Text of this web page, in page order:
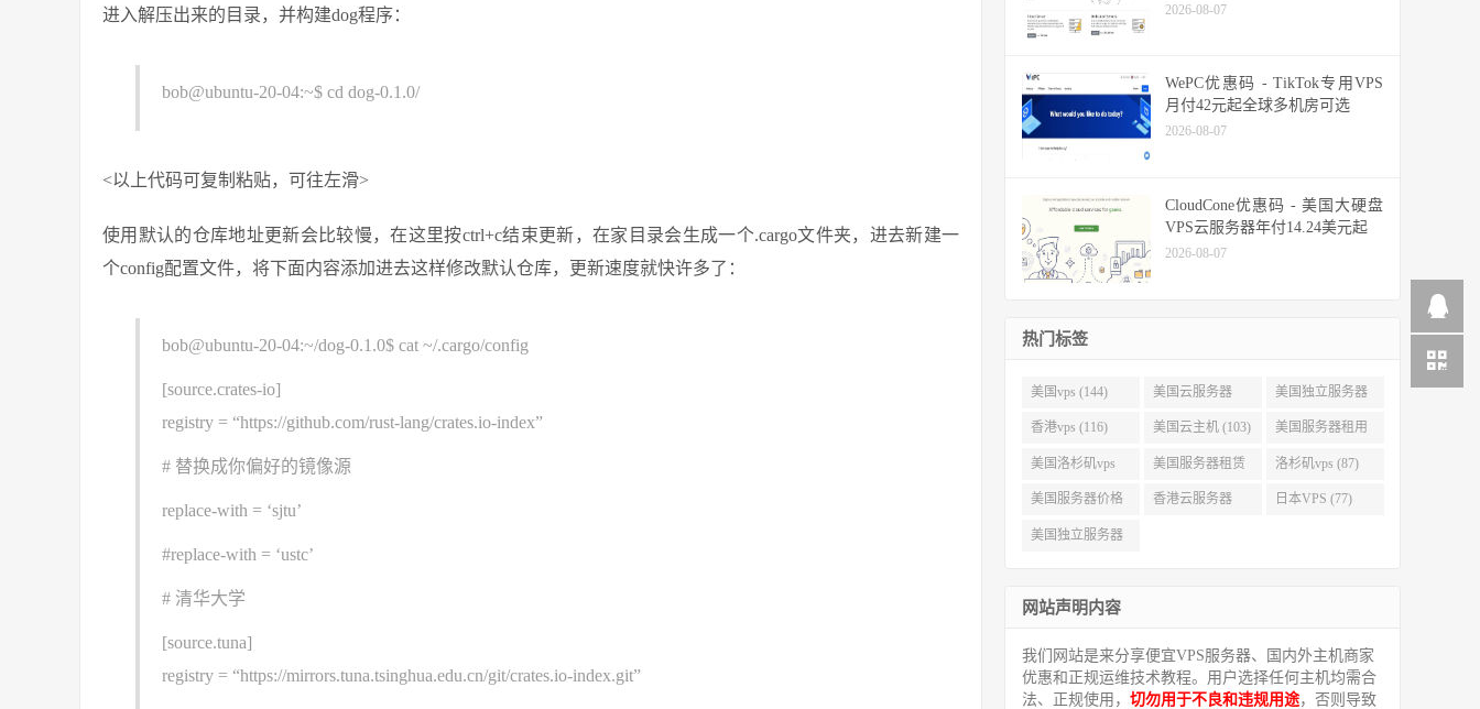
进入解压出来的目录，并构建dog程序：
bob@ubuntu-20-04:~$ cd dog-0.1.0/
<以上代码可复制粘贴，可往左滑>
使用默认的仓库地址更新会比较慢，在这里按ctrl+c结束更新，在家目录会生成一个.cargo文件夹，进去新建一
个config配置文件，将下面内容添加进去这样修改默认仓库，更新速度就快许多了：
bob@ubuntu-20-04:~/dog-0.1.0$ cat ~/.cargo/config
[source.crates-io]
registry = “https://github.com/rust-lang/crates.io-index”
# 替换成你偏好的镜像源
replace-with = ‘sjtu’
#replace-with = ‘ustc’
# 清华大学
[source.tuna]
registry = “https://mirrors.tuna.tsinghua.edu.cn/git/crates.io-index.git”
2026-08-07
WePC优惠码 - TikTok专用VPS
月付42元起全球多机房可选
2026-08-07
CloudCone优惠码 - 美国大硬盘
VPS云服务器年付14.24美元起
2026-08-07
热门标签
美国vps (144) 美国云服务器
(143)
美国独立服务器
(118)
香港vps (116) 美国云主机 (103) 美国服务器租用
(99)
美国洛杉矶vps
(94)
美国服务器租赁
(91)
洛杉矶vps (87)
美国服务器价格
(82)
香港云服务器 日本VPS (77)
美国独立服务器
网站声明内容
我们网站是来分享便宜VPS服务器、国内外主机商家
优惠和正规运维技术教程。用户选择任何主机均需合
法、正规使用， 切勿用于不良和违规用途，否则导致